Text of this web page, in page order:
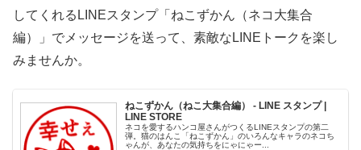
してくれるLINEスタンプ「ねこずかん（ネコ大集合
編）」でメッセージを送って、素敵なLINEトークを楽し
みませんか。
ねこずかん（ねこ大集合編） - LINE スタンプ |
LINE STORE
ネコを愛するハンコ屋さんがつくるLINEスタンプの第二
弾。猫のはんこ「ねこずかん」のいろんなキャラのネコち
ゃんが、あなたの気持ちをにゃにゃー...